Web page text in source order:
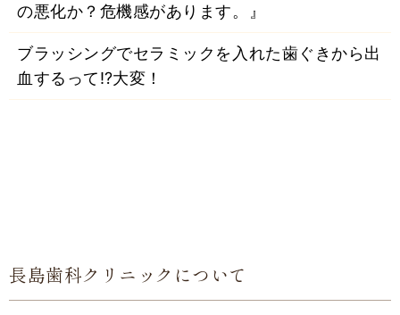
の悪化か？危機感があります。』
ブラッシングでセラミックを入れた歯ぐきから出
血するって⁉大変！
長島歯科クリニックについて